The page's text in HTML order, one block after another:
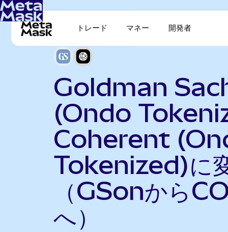
トレード マネー 開発者
Goldman
(Ondo
Coherent
Tokenized)に
（GSonから
へ）